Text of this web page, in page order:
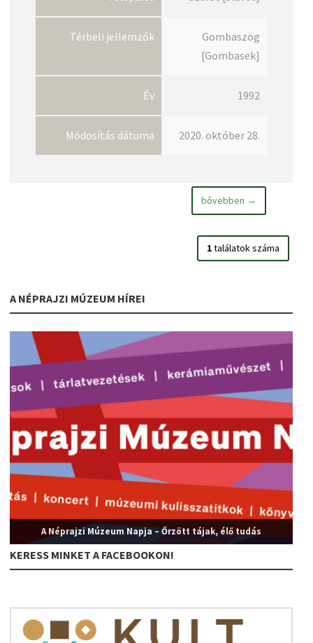
Térbeli jellemzők
Gombaszög
[Gombasek]
Év 1992
Módosítás dátuma 2020. október 28.
bővebben →
1találatok száma
A NÉPRAJZI MÚZEUM HÍREI
A Néprajzi Múzeum Napja – Őrzött tájak, élő tudás
KERESS MINKET A FACEBOOKON!